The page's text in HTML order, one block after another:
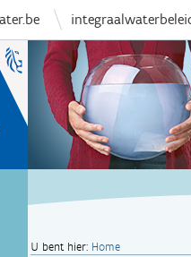
U bent hier: Home